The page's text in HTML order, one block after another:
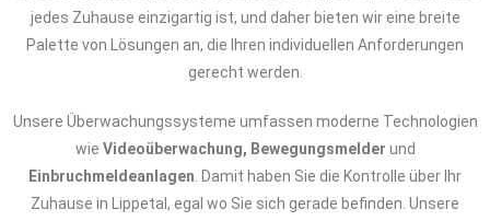
jedes Zuhause einzigartig ist, und daher bieten wir eine breite
Palette von Lösungen an, die Ihren individuellen Anforderungen
gerecht werden.
Unsere Überwachungssysteme umfassen moderne Technologien
wie Videoüberwachung, Bewegungsmelder und
Einbruchmeldeanlagen . Damit haben Sie die Kontrolle über Ihr
Zuhause in Lippetal, egal wo Sie sich gerade befinden. Unsere